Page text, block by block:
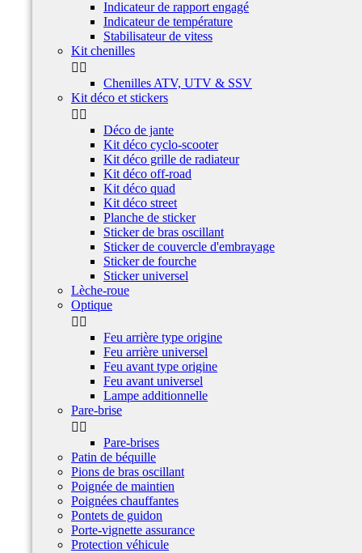
Indicateur de rapport engagé
Indicateur de température
Stabilisateur de vitess
Kit chenilles
 
Chenilles ATV, UTV & SSV
Kit déco et stickers
 
Déco de jante
Kit déco cyclo-scooter
Kit déco grille de radiateur
Kit déco off-road
Kit déco quad
Kit déco street
Planche de sticker
Sticker de bras oscillant
Sticker de couvercle d'embrayage
Sticker de fourche
Sticker universel
Lèche-roue
Optique
 
Feu arrière type origine
Feu arrière universel
Feu avant type origine
Feu avant universel
Lampe additionnelle
Pare-brise
 
Pare-brises
Patin de béquille
Pions de bras oscillant
Poignée de maintien
Poignées chauffantes
Pontets de guidon
Porte-vignette assurance
Protection véhicule